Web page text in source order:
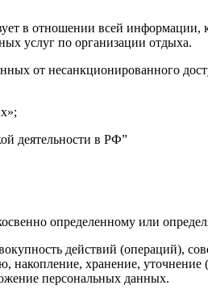
в отношении всей
услуг по организации отдыха.
от несанкционированного
деятельности в РФ”
определенному или
действий (операций),
хранение,
персональных данных.